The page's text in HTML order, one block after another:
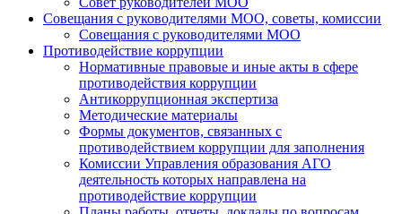
Совещания с руководителями МОО, советы, комиссии
Совещания с руководителями МОО
Противодействие коррупции
Нормативные правовые и иные акты в сфере
противодействия коррупции
Антикоррупционная экспертиза
Методические материалы
Формы документов, связанных с
противодействием коррупции для заполнения
Комиссии Управления образования АГО
деятельность которых направлена на
противодействие коррупции